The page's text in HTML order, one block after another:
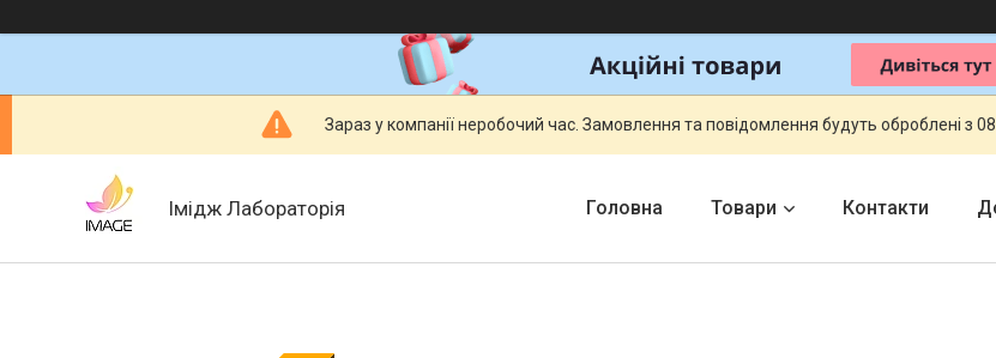
Зараз у компанії неробочий час. Замовлення та повідомлення будуть оброблені з
Імідж Лабораторія Головна Товари Контакти